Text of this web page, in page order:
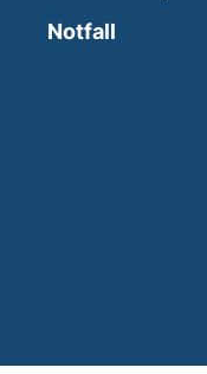
a new window)
Notfall